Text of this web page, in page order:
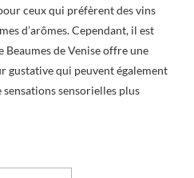
ceux qui préfèrent des vins
d’arômes. Cependant, il est
de Venise offre une
gustative qui peuvent également
sensorielles plus